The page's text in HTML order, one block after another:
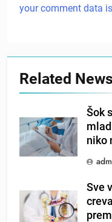
your comment data
Related News
Šok
niko
Sve